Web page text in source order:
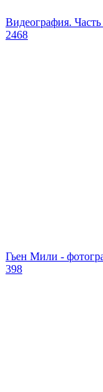
Видеография.
2468
Гьен Мили -
398